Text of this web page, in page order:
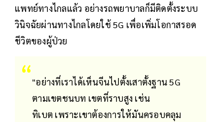
แพทย์ทางไกลแล้ว อย่างรถพยาบาลก็มีติดตั้งระบบ
วินิจฉัยผ่านทางไกลโดยใช้ 5G เพื่อเพิ่มโอกาสรอด
ชีวิตของผู้ป่วย
"อย่างที่เราได้เห็นจีนไปตั้งเสาตั้งฐาน 5G
ตามเขตชนบท เขตที่ราบสูง เช่น
ทิเบต เพราะเขาต้องการให้มันครอบคลุม